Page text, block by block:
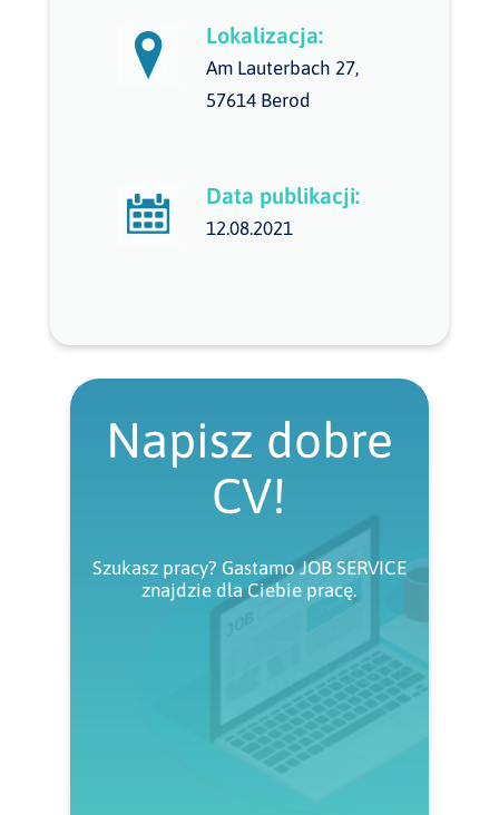
Lokalizacja:
Am Lauterbach 27,
57614 Berod
Data publikacji:
12.08.2021
Napisz dobre
CV!
Szukasz pracy? Gastamo JOB SERVICE
znajdzie dla Ciebie pracę.